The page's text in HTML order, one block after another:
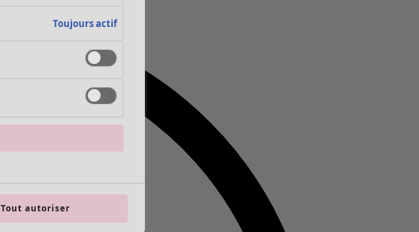
Toujours actif
Tout autoriser